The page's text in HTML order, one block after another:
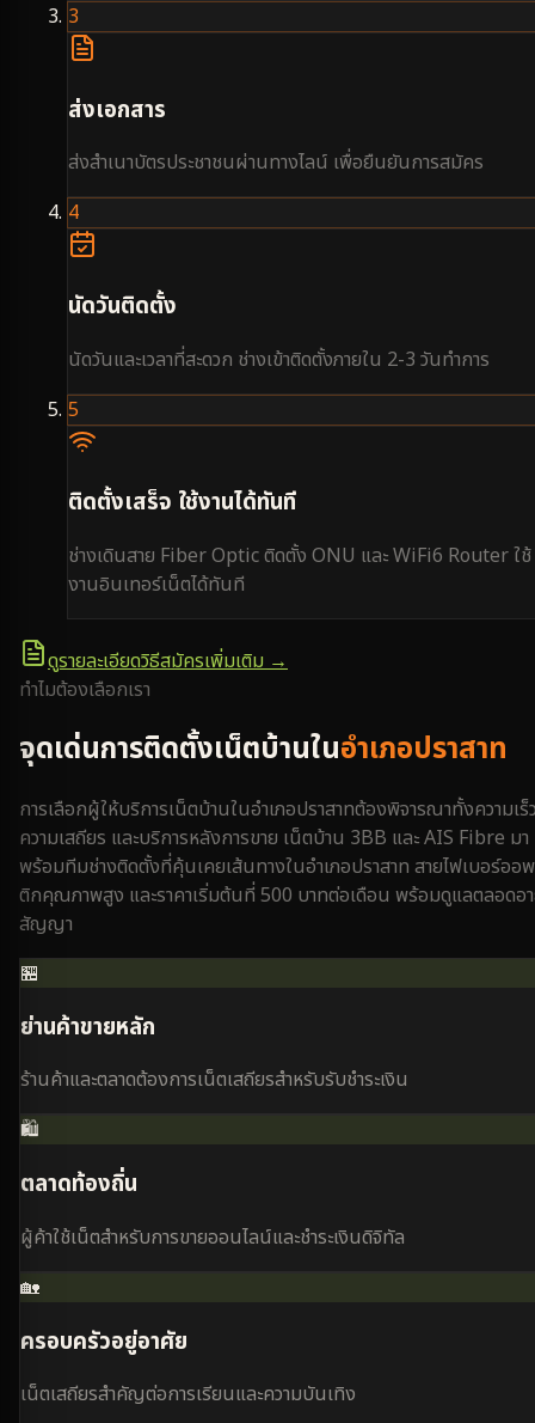
3
ส่งเอกสาร
ส่งสำเนาบัตรประชาชนผ่านทางไลน์ เพื่อยืนยันการสมัคร
4
นัดวันติดตั้ง
นัดวันและเวลาที่สะดวก ช่างเข้าติดตั้งภายใน 2-3 วันทำการ
5
ติดตั้งเสร็จ ใช้งานได้ทันที
ช่างเดินสาย Fiber Optic ติดตั้ง ONU และ WiFi6 Router ใช้
งานอินเทอร์เน็ตได้ทันที
ดูรายละเอียดวิธีสมัครเพิ่มเติม →
ทำไมต้องเลือกเรา
จุดเด่นการติดตั้งเน็ตบ้านในอำเภอปราสาท
การเลือกผู้ให้บริการเน็ตบ้านในอำเภอปราสาทต้องพิจารณาทั้งความเร็
ความเสถียร และบริการหลังการขาย เน็ตบ้าน 3BB และ AIS Fibre มา
พร้อมทีมช่างติดตั้งที่คุ้นเคยเส้นทางในอำเภอปราสาท สายไฟเบอร์ออพ
ติกคุณภาพสูง และราคาเริ่มต้นที่ 500 บาทต่อเดือน พร้อมดูแลตลอดอ
สัญญา
🏪
ย่านค้าขายหลัก
ร้านค้าและตลาดต้องการเน็ตเสถียรสำหรับรับชำระเงิน
🛍️
ตลาดท้องถิ่น
ผู้ค้าใช้เน็ตสำหรับการขายออนไลน์และชำระเงินดิจิทัล
🏡
ครอบครัวอยู่อาศัย
เน็ตเสถียรสำคัญต่อการเรียนและความบันเทิง